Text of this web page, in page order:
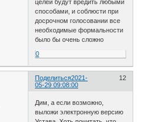
целей будут вредить любыми
способами, и соблюсти при
досрочном голосовании все
необходимые формальности
было бы очень сложно
0
Поделиться 12
2021-
05-29 09:08:00
Дим, а если возможно,
выложи электронную версию